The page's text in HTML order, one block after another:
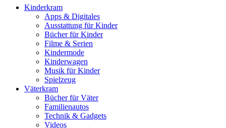
Kinderkram
Apps & Digitales
Ausstattung für Kinder
Bücher für Kinder
Filme & Serien
Kindermode
Kinderwagen
Musik für Kinder
Spielzeug
Väterkram
Bücher für Väter
Familienautos
Technik & Gadgets
Videos